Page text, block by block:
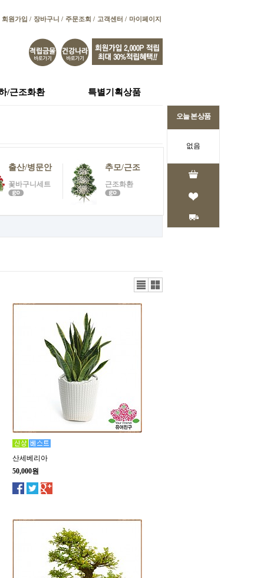
회원가입 / 장바구니 / 주문조회 / 고객센터 / 마이페이지
/근조화환 특별기획상품
오늘 본 상품
없음
출산/병문안
꽃바구니세트
추모/근조
근조화환
리스
트뷰
갤러
리뷰
산세베리아
50,000원